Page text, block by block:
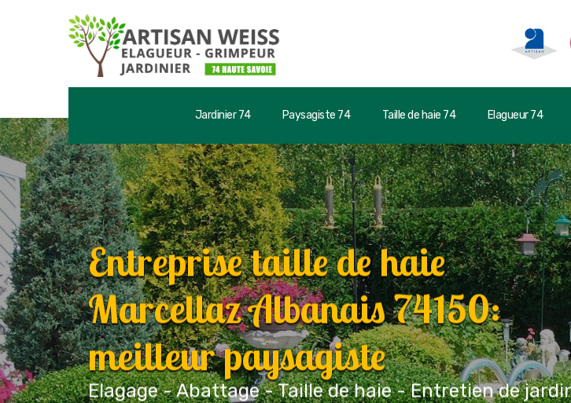
Jardinier 74 Paysagiste 74 Taille de haie 74 Elagueur 74
Entreprise taille de haie
Marcellaz Albanais 74150:
meilleur paysagiste
Elagage - Abattage - Taille de haie - Entretien de